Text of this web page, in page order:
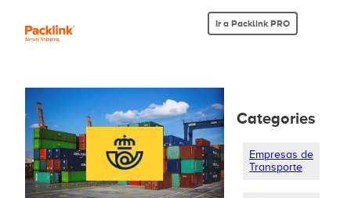
Ir a Packlink PRO
Categories
Empresas de
Transporte